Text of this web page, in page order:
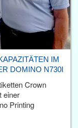
IM
DOMINO N730I
Crown
einer
Printing